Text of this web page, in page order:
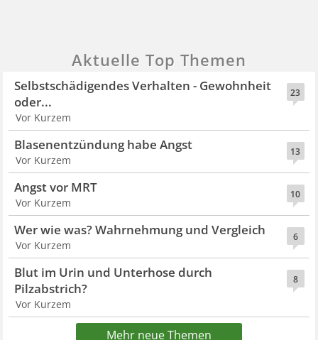
Aktuelle Top Themen
23
Selbstschädigendes Verhalten - Gewohnheit
oder...
Vor Kurzem
13
Blasenentzündung habe Angst
Vor Kurzem
10
Angst vor MRT
Vor Kurzem
6
Wer wie was? Wahrnehmung und Vergleich
Vor Kurzem
8
Blut im Urin und Unterhose durch
Pilzabstrich?
Vor Kurzem
Mehr neue Themen